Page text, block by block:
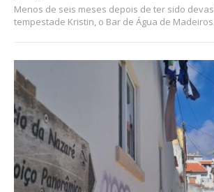
Menos de seis meses depois de ter sido
tempestade Kristin, o Bar de Água de